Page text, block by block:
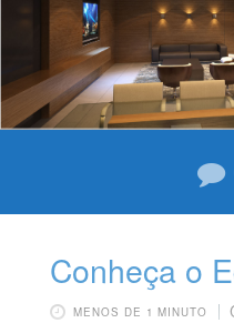
Conheça o
MENOS DE 1 MINUTO